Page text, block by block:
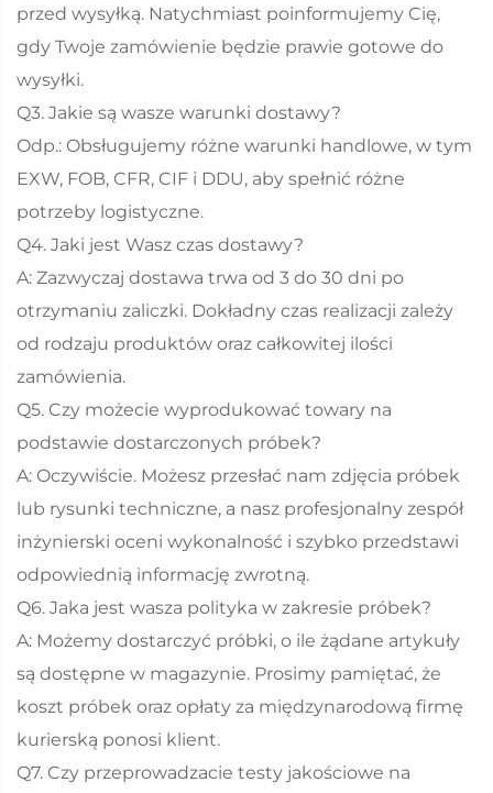
przed wysyłką. Natychmiast poinformujemy Cię,
gdy Twoje zamówienie będzie prawie gotowe do
wysyłki.
Q3. Jakie są wasze warunki dostawy?
Odp.: Obsługujemy różne warunki handlowe, w tym
EXW, FOB, CFR, CIF i DDU, aby spełnić różne
potrzeby logistyczne.
Q4. Jaki jest Wasz czas dostawy?
A: Zazwyczaj dostawa trwa od 3 do 30 dni po
otrzymaniu zaliczki. Dokładny czas realizacji zależy
od rodzaju produktów oraz całkowitej ilości
zamówienia.
Q5. Czy możecie wyprodukować towary na
podstawie dostarczonych próbek?
A: Oczywiście. Możesz przesłać nam zdjęcia próbek
lub rysunki techniczne, a nasz profesjonalny zespół
inżynierski oceni wykonalność i szybko przedstawi
odpowiednią informację zwrotną.
Q6. Jaka jest wasza polityka w zakresie próbek?
A: Możemy dostarczyć próbki, o ile żądane artykuły
są dostępne w magazynie. Prosimy pamiętać, że
koszt próbek oraz opłaty za międzynarodową firmę
kurierską ponosi klient.
Q7. Czy przeprowadzacie testy jakościowe na